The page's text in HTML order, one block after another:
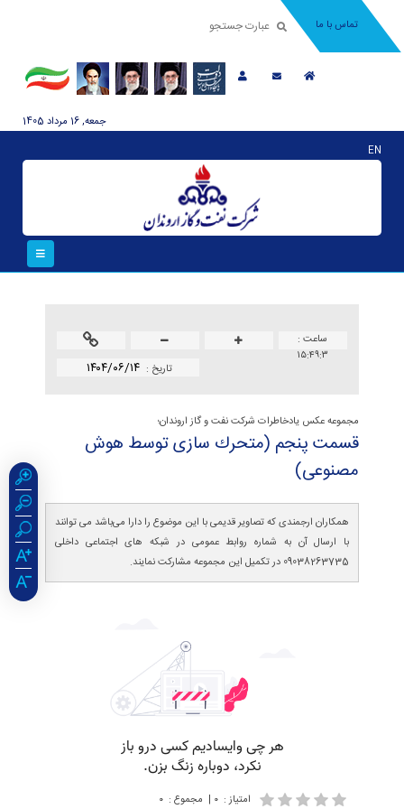
تماس با ما
جمعه, 16 مرداد 1405
EN
ساعت :
۱۵:۴۹:۳
تاريخ : ۱۴۰۴/۰۶/۱۴
مجموعه عکس یادخاطرات شرکت نفت و گاز اروندان؛
قسمت پنجم (متحرك سازی توسط هوش
مصنوعی)
همکاران ارجمندی که تصاویر قدیمی با این موضوع را دارا می‌باشد می توانند
با ارسال آن به شماره روابط عمومی در شبکه های اجتماعی داخلی
09038263735 در تکمیل این مجموعه مشارکت نمایند.
امتیاز: ۰ | مجموع : ۰